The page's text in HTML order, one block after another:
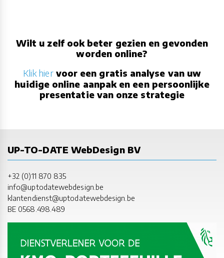
Wilt u zelf ook beter gezien en gevonden
worden online?
Klik hiervoor een gratis analyse van uw
huidige online aanpak en een persoonlijke
presentatie van onze strategie
UP-TO-DATE WebDesign BV
+32 (0)11 870 835
info@uptodatewebdesign.be
klantendienst@uptodatewebdesign.be
BE 0568.498.489